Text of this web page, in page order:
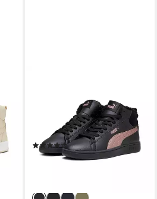
Winterboots gefüttertes
Innenmaterial, mit Schnürung,
aus Synthetik und Leder
(98)
ab 39,99 € UVP 64,95 €